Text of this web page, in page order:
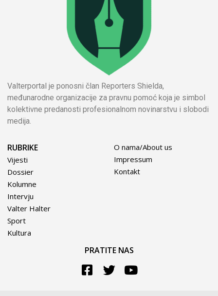
Valterportal je ponosni član Reporters Shielda,
međunarodne organizacije za pravnu pomoć koja je simbol
kolektivne predanosti profesionalnom novinarstvu i slobodi
medija.
RUBRIKE
Vijesti
Dossier
Kolumne
Intervju
Valter Halter
Sport
Kultura
O nama/About us
Impressum
Kontakt
PRATITE NAS